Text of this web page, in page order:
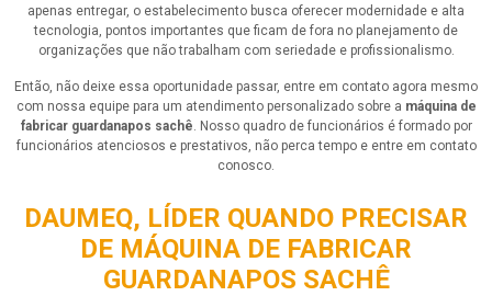
apenas entregar, o estabelecimento busca oferecer modernidade e alta
tecnologia, pontos importantes que ficam de fora no planejamento de
organizações que não trabalham com seriedade e profissionalismo.
Então, não deixe essa oportunidade passar, entre em contato agora mesmo
com nossa equipe para um atendimento personalizado sobre a máquina de
fabricar guardanapos sachê. Nosso quadro de funcionários é formado por
funcionários atenciosos e prestativos, não perca tempo e entre em contato
conosco.
DAUMEQ, LÍDER QUANDO PRECISAR
DE MÁQUINA DE FABRICAR
GUARDANAPOS SACHÊ